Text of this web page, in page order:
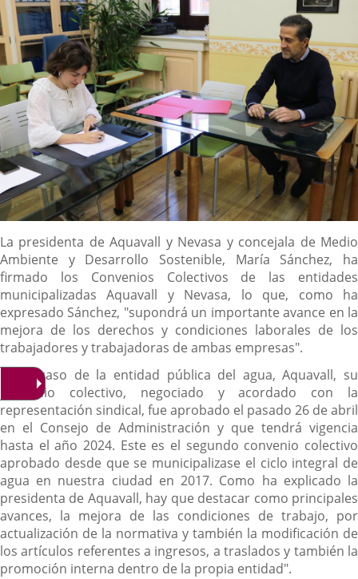
Descripción
La presidenta de Aquavall y Nevasa y concejala de Medio
Ambiente y Desarrollo Sostenible, María Sánchez, ha
firmado los Convenios Colectivos de las entidades
municipalizadas Aquavall y Nevasa, lo que, como ha
expresado Sánchez, "supondrá un importante avance en la
mejora de los derechos y condiciones laborales de los
trabajadores y trabajadoras de ambas empresas".
En el caso de la entidad pública del agua, Aquavall, su
convenio colectivo, negociado y acordado con la
representación sindical, fue aprobado el pasado 26 de abril
en el Consejo de Administración y que tendrá vigencia
hasta el año 2024. Este es el segundo convenio colectivo
aprobado desde que se municipalizase el ciclo integral de
agua en nuestra ciudad en 2017. Como ha explicado la
presidenta de Aquavall, hay que destacar como principales
avances, la mejora de las condiciones de trabajo, por
actualización de la normativa y también la modificación de
los artículos referentes a ingresos, a traslados y también la
promoción interna dentro de la propia entidad".